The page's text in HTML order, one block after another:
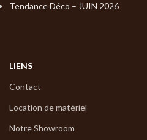
Tendance Déco – JUIN 2026
LIENS
Contact
Location de matériel
Notre Showroom